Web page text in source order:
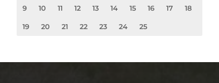
9 10 11 12 13 14 15 16 17 18
19 20 21 22 23 24 25